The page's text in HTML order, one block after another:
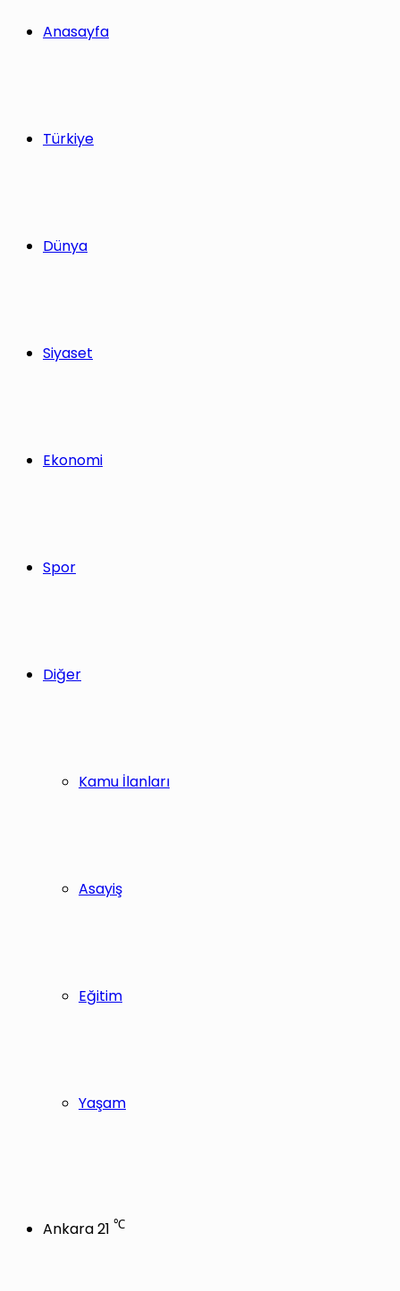
Anasayfa
Türkiye
Dünya
Siyaset
Ekonomi
Spor
Diğer
Kamu İlanları
Asayiş
Eğitim
Yaşam
Ankara21 ℃